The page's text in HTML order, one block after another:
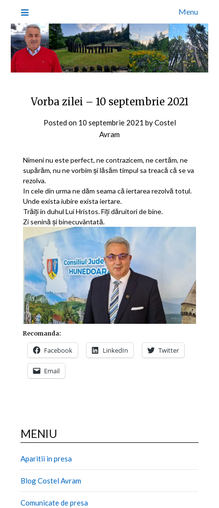
Menu
Vorba zilei – 10 septembrie 2021
Posted on 10 septembrie 2021 byCostel
Avram
Nimeni nu este perfect, ne contrazicem, ne certăm, ne
supărăm, nu ne vorbim și lăsăm timpul sa treacă că se va
rezolva.
In cele din urma ne dăm seama că iertarea rezolvă totul.
Unde exista iubire exista iertare.
Trăiți in duhul Lui Hristos. Fiți dăruitori de bine.
Zi senină și binecuvântată.
Recomanda:
Facebook LinkedIn Twitter
Email
MENIU
Aparitii in presa
Blog Costel Avram
Comunicate de presa